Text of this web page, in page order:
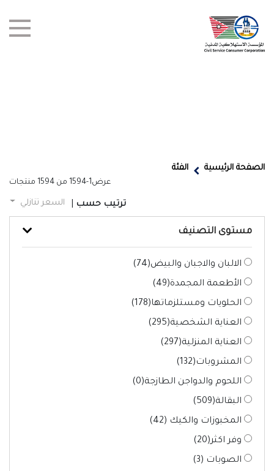
الفروع
الصفحة الرئيسية الفئة
عرض1-1594 من 1594 منتجات
ترتيب حسب السعر تنازلي
مستوى التصنيف
الالبان والاجبان والبيض(74
)
الأطعمة المجمدة(49
)
الحلويات ومستلزماتها(178
)
العناية الشخصية(295
)
العناية المنزلية(297
)
المشروبات(132
)
اللحوم والدواجن الطازجة(0
)
البقالة(509
)
المخبوزات والكيك (42
)
وفر اكثر(20
)
الصوبات (3
)